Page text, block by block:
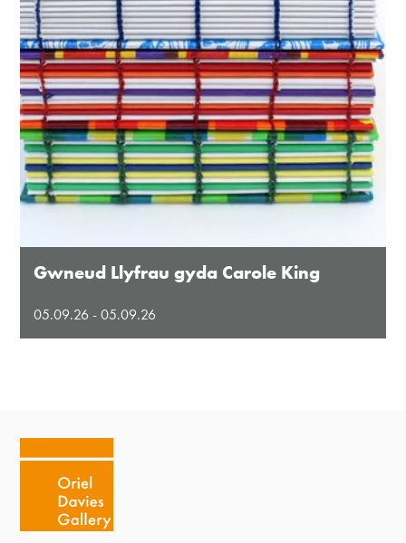
Gwneud Llyfrau gyda Carole King
05.09.26 - 05.09.26